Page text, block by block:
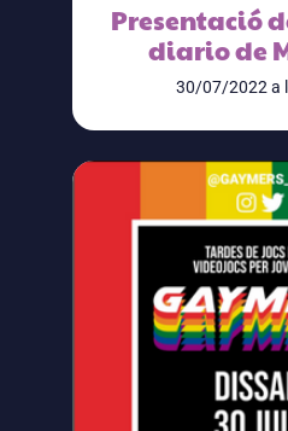
Presentació
diario de
30/07/2022 a